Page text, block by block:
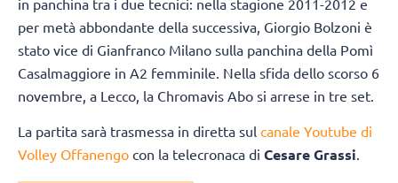
per metà abbondante della successiva, Giorgio Bolzoni è
stato vice di Gianfranco Milano sulla panchina della Pomì
Casalmaggiore in A2 femminile. Nella sfida dello scorso 6
novembre, a Lecco, la Chromavis Abo si arrese in tre set.
La partita sarà trasmessa in diretta sul canale Youtube di
Volley Offanengo con la telecronaca di Cesare Grassi